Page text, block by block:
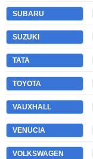
SUBARU
SUZUKI
TATA
TOYOTA
VAUXHALL
VENUCIA
VOLKSWAGEN